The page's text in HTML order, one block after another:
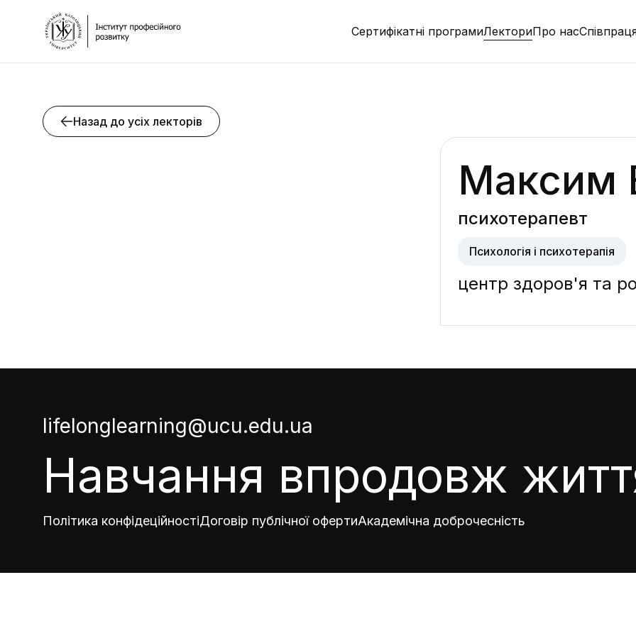
Сертифікатні програмиЛекториПро нас
Назад до усіх лекторів
Максим
психотерапевт
Психологія і психотерапія
центр здоров'я та
lifelonglearning@ucu.edu.ua
Навчання впродовж
Політика конфідеційностіДоговір публічної офертиАкадемічна доброчесність